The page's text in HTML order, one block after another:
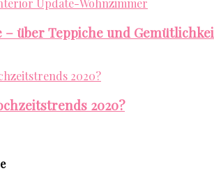
über Teppiche und
2020?